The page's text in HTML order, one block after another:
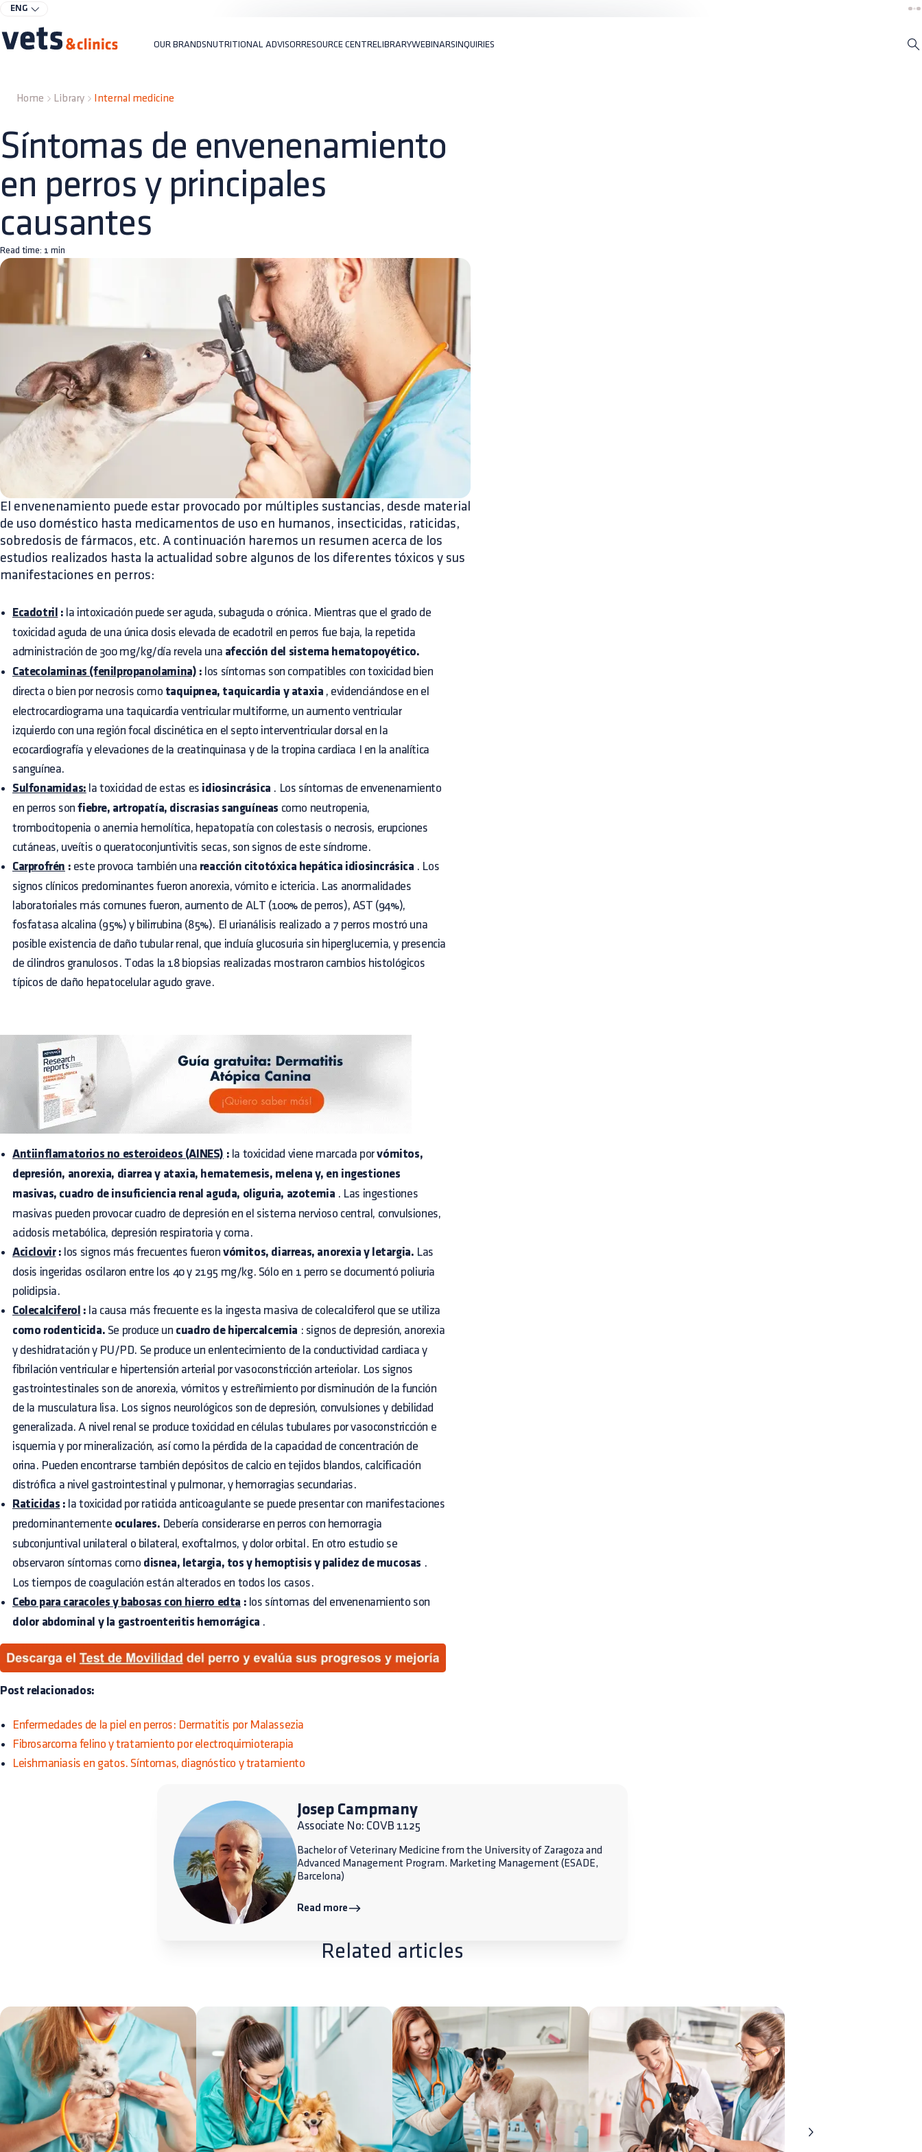
ENG
OUR BRANDSNUTRITIONAL ADVISORRESOURCE CENTRELIBRARYWEBINARSINQUIRIES
Home Library Internal medicine
Síntomas de envenenamiento
en perros y principales
causantes
Read time: 1 min
El envenenamiento puede estar provocado por múltiples sustancias, desde material
de uso doméstico hasta medicamentos de uso en humanos, insecticidas, raticidas,
sobredosis de fármacos, etc. A continuación haremos un resumen acerca de los
estudios realizados hasta la actualidad sobre algunos de los diferentes tóxicos y sus
manifestaciones en perros:
Ecadotril : la intoxicación puede ser aguda, subaguda o crónica. Mientras que el grado de
toxicidad aguda de una única dosis elevada de ecadotril en perros fue baja, la repetida
administración de 300 mg/kg/día revela una afección del sistema hematopoyético.
Catecolaminas (fenilpropanolamina) : los síntomas son compatibles con toxicidad bien
directa o bien por necrosis como taquipnea, taquicardia y ataxia , evidenciándose en el
electrocardiograma una taquicardia ventricular multiforme, un aumento ventricular
izquierdo con una región focal discinética en el septo interventricular dorsal en la
ecocardiografía y elevaciones de la creatinquinasa y de la tropina cardiaca I en la analítica
sanguínea.
Sulfonamidas: la toxicidad de estas es idiosincrásica . Los síntomas de envenenamiento
en perros sonfiebre, artropatía, discrasias sanguíneas como neutropenia,
trombocitopenia o anemia hemolítica, hepatopatía con colestasis o necrosis, erupciones
cutáneas, uveítis o queratoconjuntivitis secas, son signos de este síndrome.
Carprofrén : este provoca también una reacción citotóxica hepática idiosincrásica . Los
signos clínicos predominantes fueron anorexia, vómito e ictericia. Las anormalidades
laboratoriales más comunes fueron, aumento de ALT (100% de perros), AST (94%),
fosfatasa alcalina (95%) y bilirrubina (85%). El urianálisis realizado a 7 perros mostró una
posible existencia de daño tubular renal, que incluía glucosuria sin hiperglucemia, y presencia
de cilindros granulosos. Todas la 18 biopsias realizadas mostraron cambios histológicos
típicos de daño hepatocelular agudo grave.
Antiinflamatorios no esteroideos (AINES) : la toxicidad viene marcada porvómitos,
depresión, anorexia, diarrea y ataxia, hematemesis, melena y, en ingestiones
masivas, cuadro de insuficiencia renal aguda, oliguria, azotemia . Las ingestiones
masivas pueden provocar cuadro de depresión en el sistema nervioso central, convulsiones,
acidosis metabólica, depresión respiratoria y coma.
Aciclovir: los signos más frecuentes fueronvómitos, diarreas, anorexia y letargia. Las
dosis ingeridas oscilaron entre los 40 y 2195 mg/kg. Sólo en 1 perro se documentó poliuria
polidipsia.
Colecalciferol : la causa más frecuente es la ingesta masiva de colecalciferol que se utiliza
como rodenticida. Se produce un cuadro de hipercalcemia : signos de depresión, anorexia
y deshidratación y PU/PD. Se produce un enlentecimiento de la conductividad cardiaca y
fibrilación ventricular e hipertensión arterial por vasoconstricción arteriolar. Los signos
gastrointestinales son de anorexia, vómitos y estreñimiento por disminución de la función
de la musculatura lisa. Los signos neurológicos son de depresión, convulsiones y debilidad
generalizada. A nivel renal se produce toxicidad en células tubulares por vasoconstricción e
isquemia y por mineralización, así como la pérdida de la capacidad de concentración de
orina. Pueden encontrarse también depósitos de calcio en tejidos blandos, calcificación
distrófica a nivel gastrointestinal y pulmonar, y hemorragias secundarias.
Raticidas : la toxicidad por raticida anticoagulante se puede presentar con manifestaciones
predominantemente oculares. Debería considerarse en perros con hemorragia
subconjuntival unilateral o bilateral, exoftalmos, y dolor orbital. En otro estudio se
observaron síntomas como disnea, letargia, tos y hemoptisis y palidez de mucosas .
Los tiempos de coagulación están alterados en todos los casos.
Cebo para caracoles y babosas con hierro edta : los síntomas del envenenamiento son
dolor abdominal y la gastroenteritis hemorrágica .
Post relacionados:
Enfermedades de la piel en perros: Dermatitis por Malassezia
Fibrosarcoma felino y tratamiento por electroquimioterapia
Leishmaniasis en gatos. Síntomas, diagnóstico y tratamiento
Josep Campmany
Associate No: COVB 1125
Bachelor of Veterinary Medicine from the University of Zaragoza and
Advanced Management Program. Marketing Management (ESADE,
Barcelona)
Read more
Related articles